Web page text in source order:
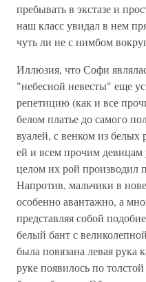
пребывать в экстазе и
наш класс увидал в нем
чуть ли не с нимбом
Иллюзия, что Софи
"небесной невесты" еще
репетицию (как и все
белом платье до самого
вуалей, с венком из белых
ей и всем прочим девицам
целом их рой производил
Напротив, мальчики в
особенно авантажно, а
представляя собой
белый бант с
была повязана левая рука
руке появилось по